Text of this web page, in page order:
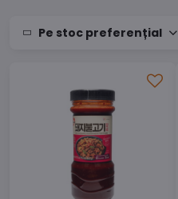
Pe stoc preferențial